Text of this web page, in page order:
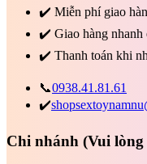
✔️ Miễn phí giao
✔️ Giao hàng
✔️ Thanh toán khi
📞0938.41.81.61
✔️
Chi nhánh (Vui